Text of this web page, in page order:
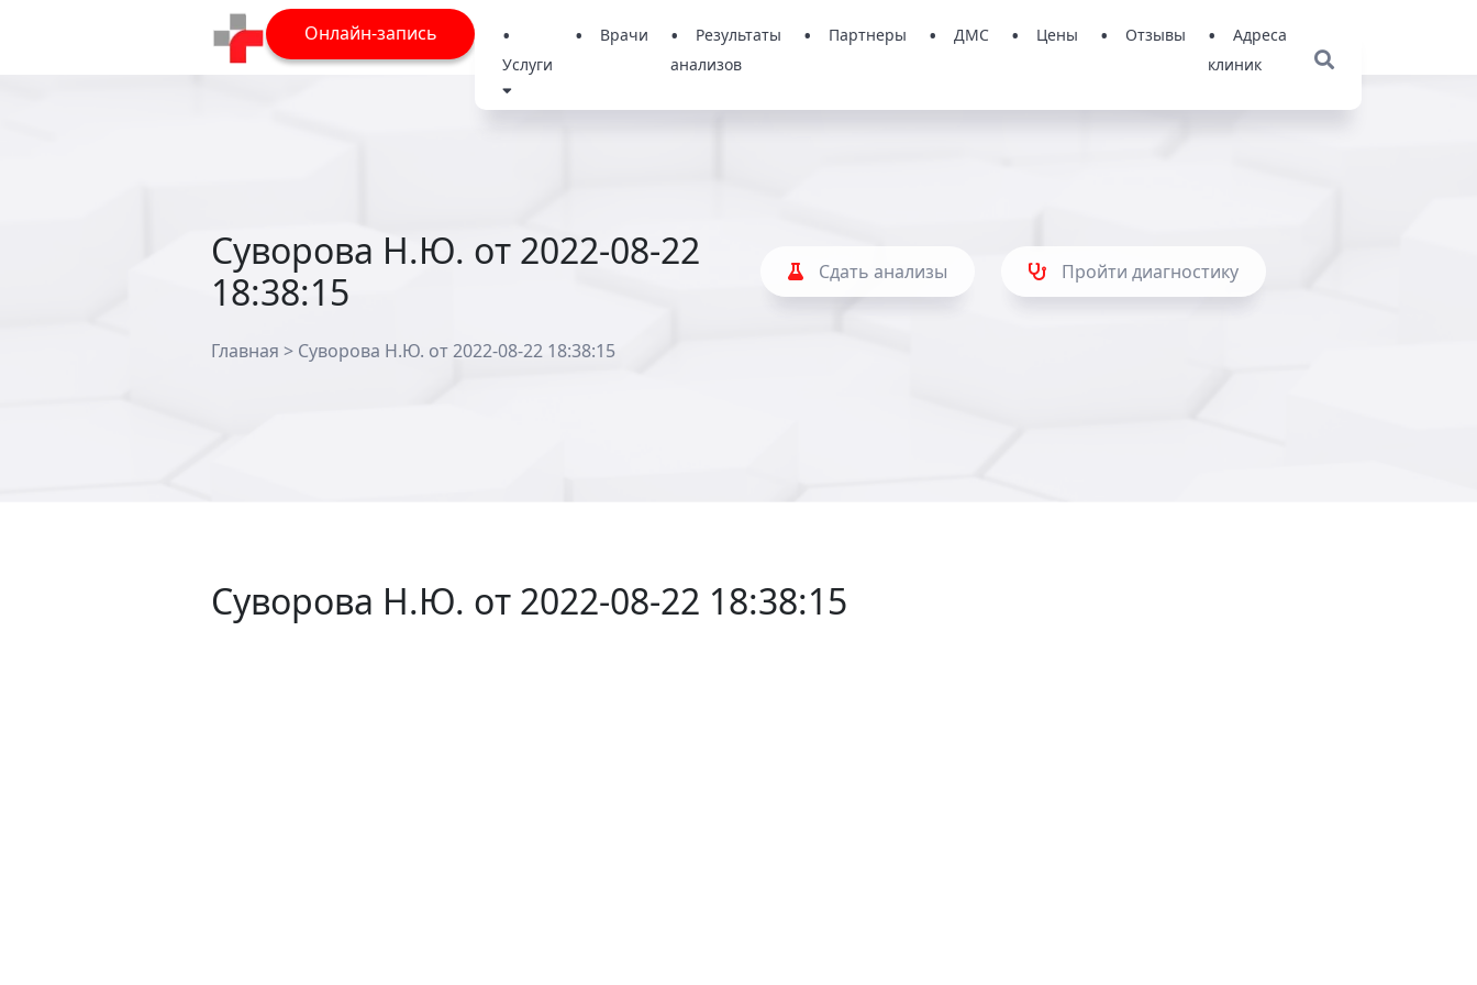
Онлайн-запись
Услуги
Врачи
Результаты
анализов
Партнеры ДМС Цены Отзывы
Адреса
клиник
Суворова Н.Ю. от 2022-08-22
18:38:15
Сдать анализы Пройти диагностику
Главная > Суворова Н.Ю. от 2022-08-22 18:38:15
Суворова Н.Ю. от 2022-08-22 18:38:15